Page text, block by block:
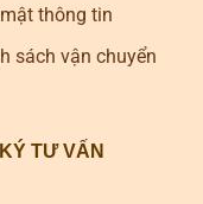
thông tin
sách vận chuyển
TƯ VẤN